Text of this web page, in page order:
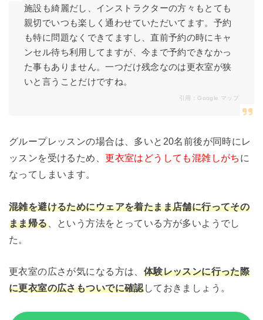
施設も綺麗だし、インストラクターの方々もとても
親切でいつも楽しく通わせていただいてます。予約
も特に問題なくできてますし、直前予約の時にキャ
ンセル待ち利用してますが、今まで予約できなかっ
た事もありません。一つだけ残念なのは更衣室が狭
いと言うことだけですね。
引用： Google マップ
グループレッスンの場合は、多いと20名前後が同時にレ
ッスンを受けるため、更衣室はどうしても混雑しがち に
なってしまいます。
混雑を避けるためにウェアを着たまま店舗に行ってその
まま帰る、という方法をとっている方が多いようでし
た。
更衣室の広さが気になる方は、 体験レッスンに行った際
に更衣室の広さもついでに確認しておきましょう。